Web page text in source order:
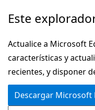
Ir
contenido
principal
Este
Actualice a Microsoft
características y
recientes, y disponer
Descargar Microsoft